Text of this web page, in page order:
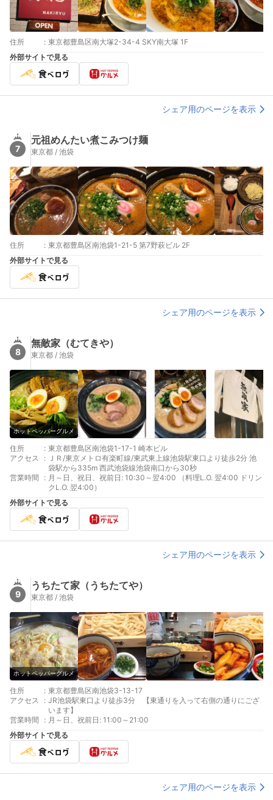
住所 : 東京都豊島区南大塚2-34-4 SKY南大塚 1F
外部サイトで見る
シェア用のページを表示
7
元祖めんたい煮こみつけ麺
東京都 / 池袋
住所 : 東京都豊島区南池袋1-21-5 第7野萩ビル 2F
外部サイトで見る
シェア用のページを表示
8
無敵家（むてきや）
東京都 / 池袋
ホットペッパーグルメ
住所 : 東京都豊島区南池袋1-17-1 崎本ビル
アクセス
: ＪＲ/東京メトロ有楽町線/東武東上線池袋駅東口より徒歩2分 池
袋駅から335m 西武池袋線池袋南口から30秒
営業時間
: 月～日、祝日、祝前日: 10:30～翌4:00 （料理L.O. 翌4:00 ドリン
クL.O. 翌4:00）
外部サイトで見る
シェア用のページを表示
9
うちたて家（うちたてや）
東京都 / 池袋
ホットペッパーグルメ
住所 : 東京都豊島区南池袋3-13-17
アクセス
: JR池袋駅東口より徒歩3分 【東通りを入って右側の通りにござ
います】
営業時間
: 月～日、祝前日: 11:00～21:00
外部サイトで見る
シェア用のページを表示